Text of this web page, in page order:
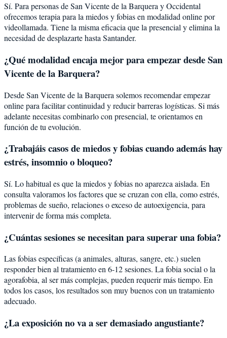
Sí. Para personas de San Vicente de la Barquera y Occidental
ofrecemos terapia para la miedos y fobias en modalidad online por
videollamada. Tiene la misma eficacia que la presencial y elimina la
necesidad de desplazarte hasta Santander.
¿Qué modalidad encaja mejor para empezar desde San
Vicente de la Barquera?
Desde San Vicente de la Barquera solemos recomendar empezar
online para facilitar continuidad y reducir barreras logísticas. Si más
adelante necesitas combinarlo con presencial, te orientamos en
función de tu evolución.
¿Trabajáis casos de miedos y fobias cuando además hay
estrés, insomnio o bloqueo?
Sí. Lo habitual es que la miedos y fobias no aparezca aislada. En
consulta valoramos los factores que se cruzan con ella, como estrés,
problemas de sueño, relaciones o exceso de autoexigencia, para
intervenir de forma más completa.
¿Cuántas sesiones se necesitan para superar una fobia?
Las fobias específicas (a animales, alturas, sangre, etc.) suelen
responder bien al tratamiento en 6-12 sesiones. La fobia social o la
agorafobia, al ser más complejas, pueden requerir más tiempo. En
todos los casos, los resultados son muy buenos con un tratamiento
adecuado.
¿La exposición no va a ser demasiado angustiante?